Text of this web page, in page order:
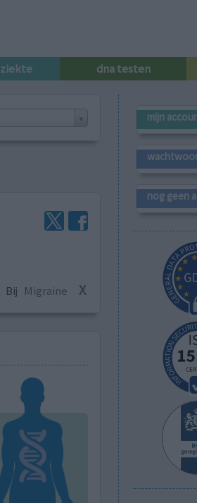
ziekte dna testen
Bij Migraine X
mijn
nog geen